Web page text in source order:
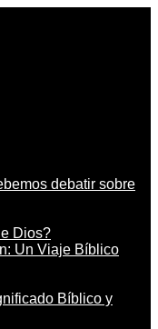
debatir sobre
Dios?
Un Viaje Bíblico
Bíblico y